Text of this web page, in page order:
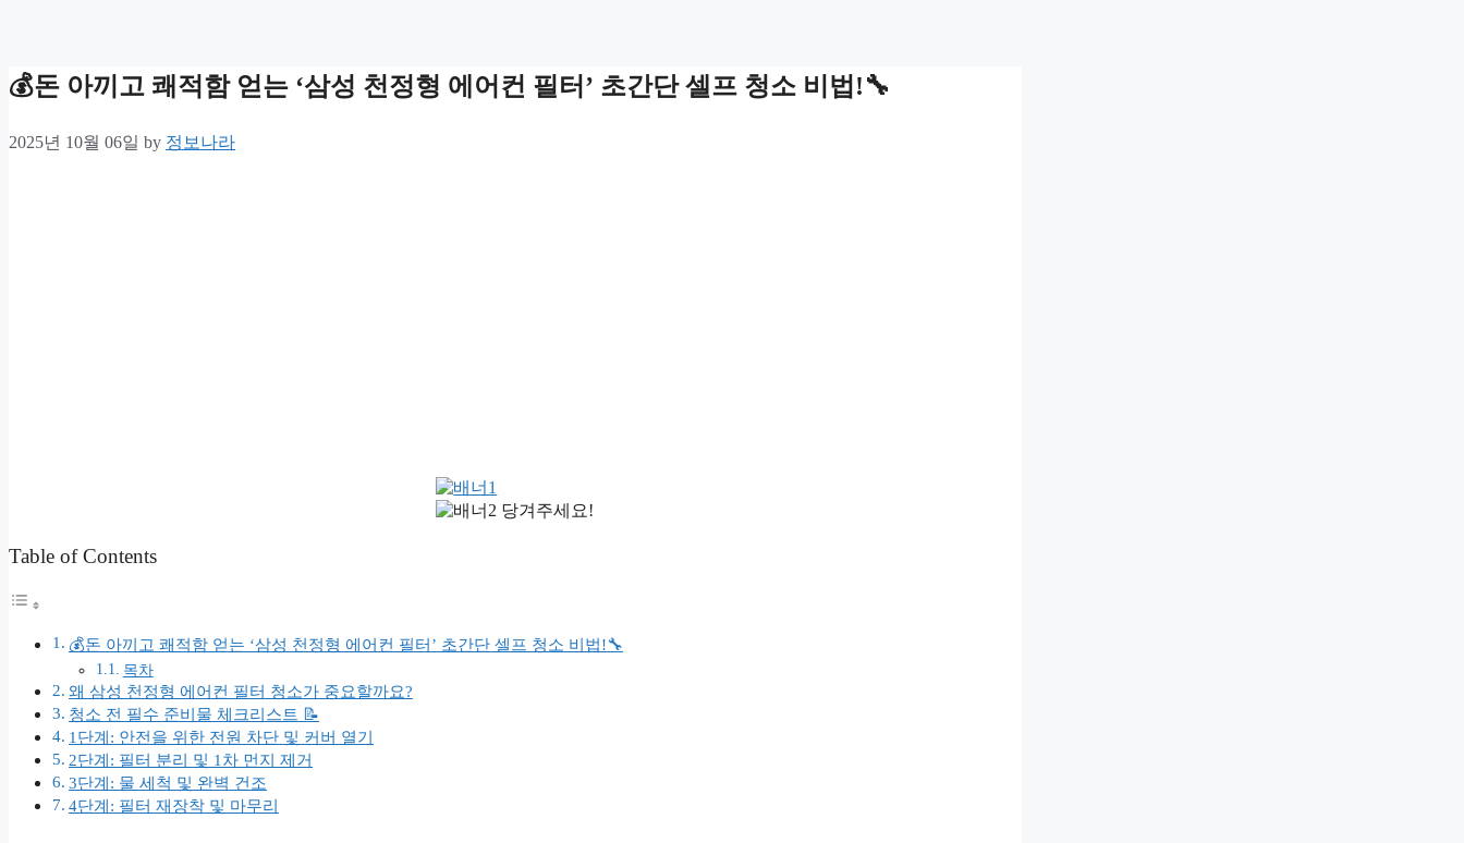
💰돈 아끼고 쾌적함 얻는 ‘삼성 천정형 에어컨 필터’ 초간단 셀프 청소 비법!🔧
2025년 10월 06일 by 정보나라
당겨주세요!
Table of Contents
💰돈 아끼고 쾌적함 얻는 ‘삼성 천정형 에어컨 필터’ 초간단 셀프 청소 비법!🔧
목차
왜 삼성 천정형 에어컨 필터 청소가 중요할까요?
청소 전 필수 준비물 체크리스트 📝
1단계: 안전을 위한 전원 차단 및 커버 열기
2단계: 필터 분리 및 1차 먼지 제거
3단계: 물 세척 및 완벽 건조
4단계: 필터 재장착 및 마무리